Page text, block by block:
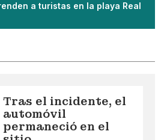
a turistas en la playa Real
Tras el incidente, el
automóvil
permaneció en el